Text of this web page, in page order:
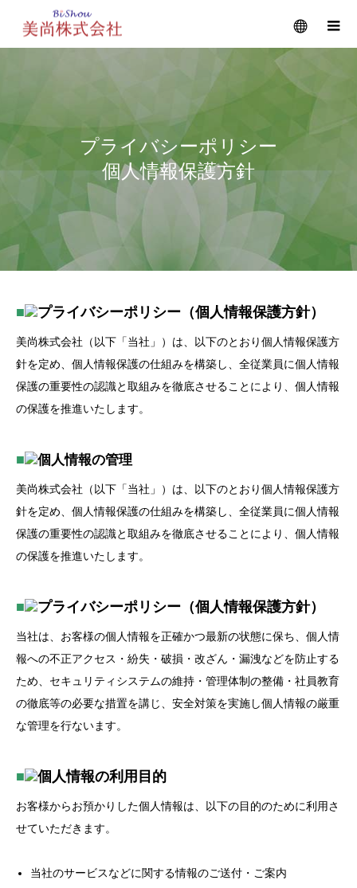
メニュー
プライバシーポリシー
個人情報保護方針
■ プライバシーポリシー（個人情報保護方針）
美尚株式会社（以下「当社」）は、以下のとおり個人情報保護方
針を定め、個人情報保護の仕組みを構築し、全従業員に個人情報
保護の重要性の認識と取組みを徹底させることにより、個人情報
の保護を推進いたします。
■ 個人情報の管理
美尚株式会社（以下「当社」）は、以下のとおり個人情報保護方
針を定め、個人情報保護の仕組みを構築し、全従業員に個人情報
保護の重要性の認識と取組みを徹底させることにより、個人情報
の保護を推進いたします。
■ プライバシーポリシー（個人情報保護方針）
当社は、お客様の個人情報を正確かつ最新の状態に保ち、個人情
報への不正アクセス・紛失・破損・改ざん・漏洩などを防止する
ため、セキュリティシステムの維持・管理体制の整備・社員教育
の徹底等の必要な措置を講じ、安全対策を実施し個人情報の厳重
な管理を行ないます。
■ 個人情報の利用目的
お客様からお預かりした個人情報は、以下の目的のために利用さ
せていただきます。
当社のサービスなどに関する情報のご送付・ご案内